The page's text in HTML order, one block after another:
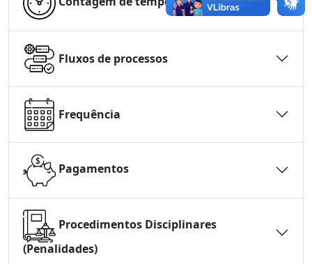
Fluxos de processos
Frequência
Pagamentos
Procedimentos Disciplinares
(Penalidades)